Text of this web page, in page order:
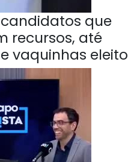
que
recursos, até
vaquinhas eleito